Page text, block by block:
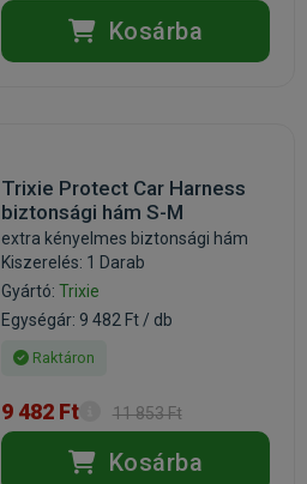
Kosárba
Trixie Protect Car Harness
biztonsági hám S-M
extra kényelmes biztonsági hám
Kiszerelés: 1 Darab
Gyártó: Trixie
Egységár: 9 482 Ft / db
Raktáron
9 482 Ft 11 853 Ft
Kosárba